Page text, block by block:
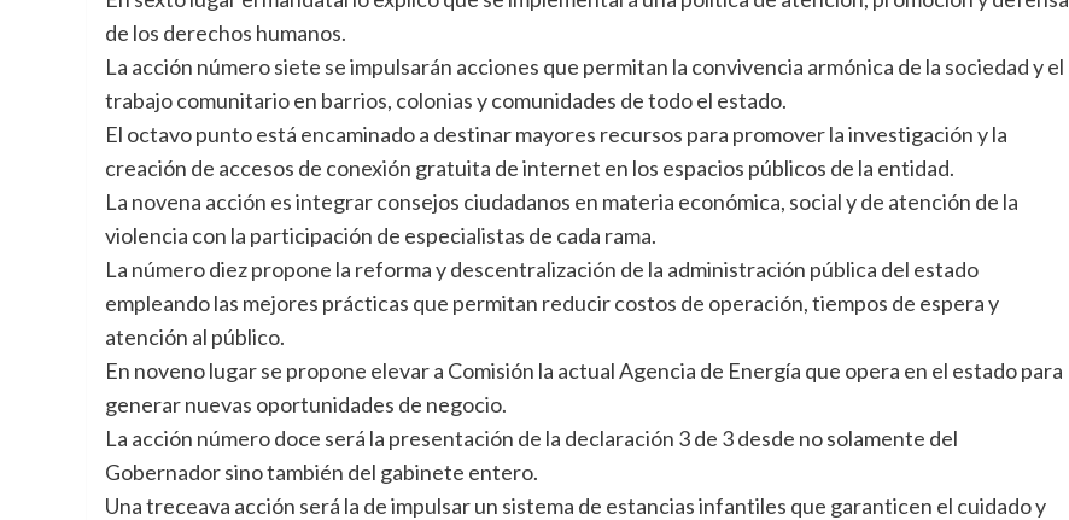
de los derechos humanos.
La acción número siete se impulsarán acciones que permitan la convivencia armónica de la sociedad y el
trabajo comunitario en barrios, colonias y comunidades de todo el estado.
El octavo punto está encaminado a destinar mayores recursos para promover la investigación y la
creación de accesos de conexión gratuita de internet en los espacios públicos de la entidad.
La novena acción es integrar consejos ciudadanos en materia económica, social y de atención de la
violencia con la participación de especialistas de cada rama.
La número diez propone la reforma y descentralización de la administración pública del estado
empleando las mejores prácticas que permitan reducir costos de operación, tiempos de espera y
atención al público.
En noveno lugar se propone elevar a Comisión la actual Agencia de Energía que opera en el estado para
generar nuevas oportunidades de negocio.
La acción número doce será la presentación de la declaración 3 de 3 desde no solamente del
Gobernador sino también del gabinete entero.
Una treceava acción será la de impulsar un sistema de estancias infantiles que garanticen el cuidado y